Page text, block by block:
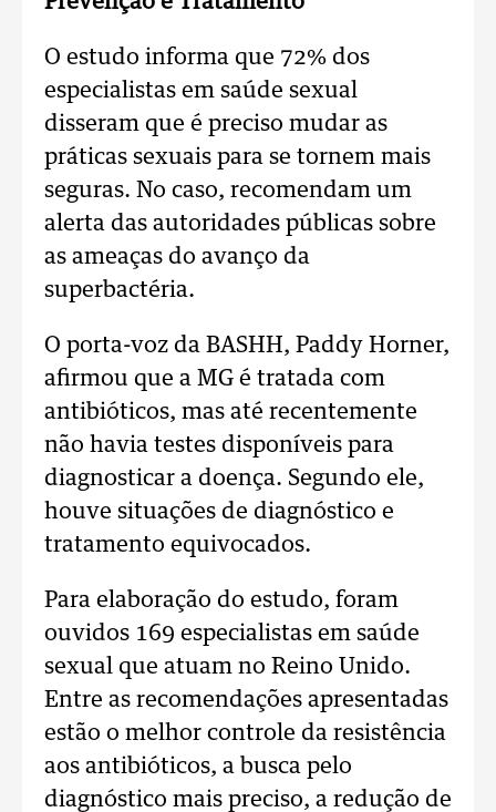
O estudo informa que 72% dos
especialistas em saúde sexual
disseram que é preciso mudar as
práticas sexuais para se tornem mais
seguras. No caso, recomendam um
alerta das autoridades públicas sobre
as ameaças do avanço da
superbactéria.
O porta-voz da BASHH, Paddy Horner,
afirmou que a MG é tratada com
antibióticos, mas até recentemente
não havia testes disponíveis para
diagnosticar a doença. Segundo ele,
houve situações de diagnóstico e
tratamento equivocados.
Para elaboração do estudo, foram
ouvidos 169 especialistas em saúde
sexual que atuam no Reino Unido.
Entre as recomendações apresentadas
estão o melhor controle da resistência
aos antibióticos, a busca pelo
diagnóstico mais preciso, a redução de